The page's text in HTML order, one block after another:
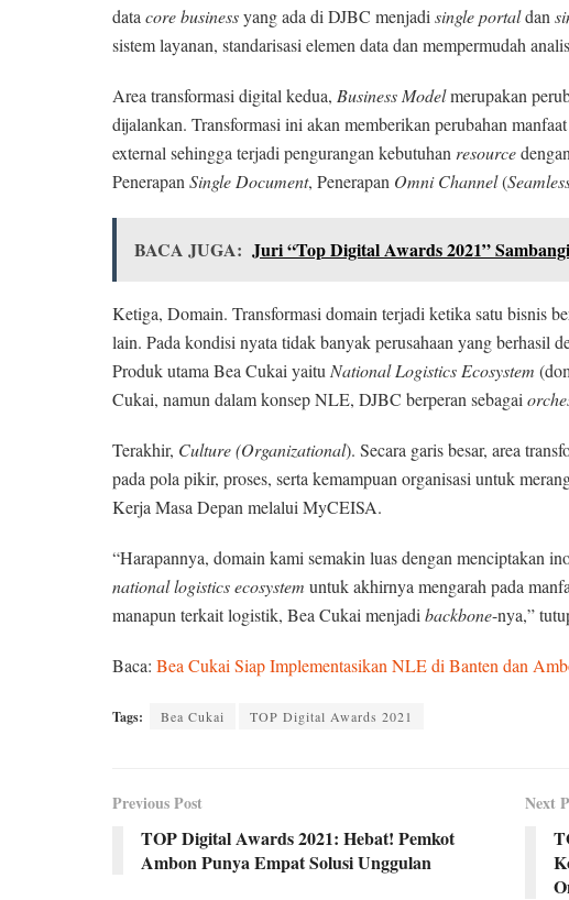
data core businessyang ada di DJBC menjadi single portaldan
sistem layanan, standarisasi elemen data dan mempermudah
Area transformasi digital kedua, Business Modelmerupakan
dijalankan. Transformasi ini akan memberikan perubahan manfaat
external sehingga terjadi pengurangan kebutuhan resource
Penerapan Single Document, Penerapan Omni Channel(
BACA JUGA: Juri “Top Digital Awards 2021”
Ketiga, Domain. Transformasi domain terjadi ketika satu bisnis
lain. Pada kondisi nyata tidak banyak perusahaan yang berhasil
Produk utama Bea Cukai yaitu National Logistics Ecosystem
Cukai, namun dalam konsep NLE, DJBC berperan sebagai
Terakhir, Culture (Organizational). Secara garis besar, area
pada pola pikir, proses, serta kemampuan organisasi untuk
Kerja Masa Depan melalui MyCEISA.
“Harapannya, domain kami semakin luas dengan menciptakan
national logistics ecosystem untuk akhirnya mengarah pada
manapun terkait logistik, Bea Cukai menjadi backbone-nya,”
Baca: Bea Cukai Siap Implementasikan NLE di Banten dan
Tags: Bea Cukai TOP Digital Awards 2021
Previous Post
TOP Digital Awards 2021: Hebat! Pemkot
Ambon Punya Empat Solusi Unggulan
Next